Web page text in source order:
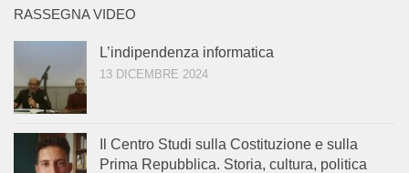
RASSEGNA VIDEO
L’indipendenza informatica
13 DICEMBRE 2024
Il Centro Studi sulla Costituzione e sulla
Prima Repubblica. Storia, cultura, politica